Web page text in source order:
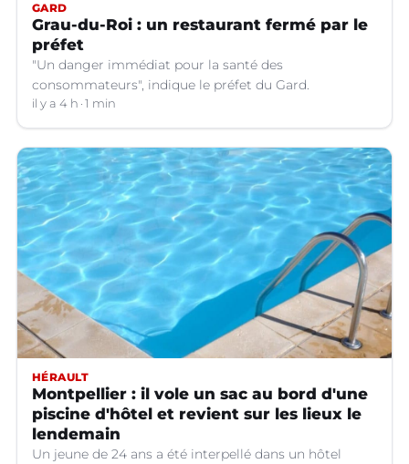
GARD
Grau-du-Roi : un restaurant fermé par le
préfet
"Un danger immédiat pour la santé des
consommateurs", indique le préfet du Gard.
il y a 4 h 1 min
HÉRAULT
Montpellier : il vole un sac au bord d'une
piscine d'hôtel et revient sur les lieux le
lendemain
Un jeune de 24 ans a été interpellé dans un hôtel